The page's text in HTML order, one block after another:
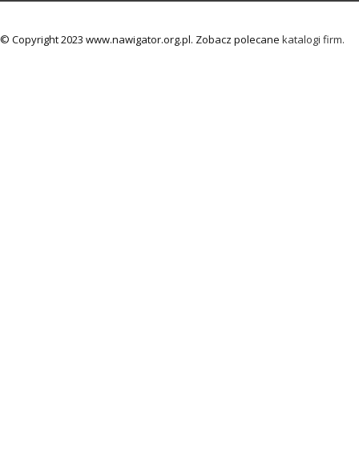
© Copyright 2023 www.nawigator.org.pl. Zobacz polecane katalogi firm.